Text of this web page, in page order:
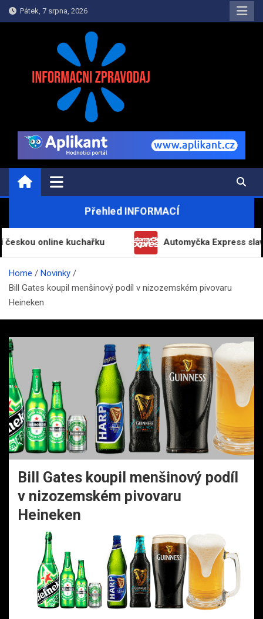
Skip
to
Pátek, 7 srpna, 2026
INFORMAČNÍ-ZPRAVODAJ.CZ
Informace a zpravodajství on-line
Přehled INFORMACÍ
kuchařku Automyčka Express slaví 20 let
Home
Novinky
Bill Gates koupil menšinový podíl v nizozemském pivovaru
Heineken
Bill Gates koupil menšinový podíl
v nizozemském pivovaru
Heineken